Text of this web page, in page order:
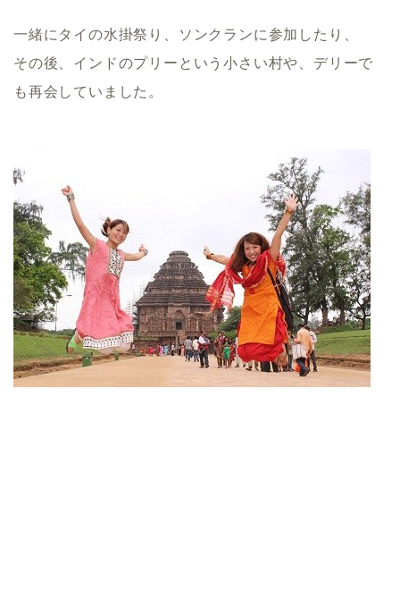
一緒にタイの水掛祭り、ソンクランに参加したり、
その後、インドのプリーという小さい村や、デリーで
も再会していました。